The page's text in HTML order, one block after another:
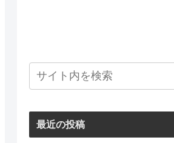
最近の投稿